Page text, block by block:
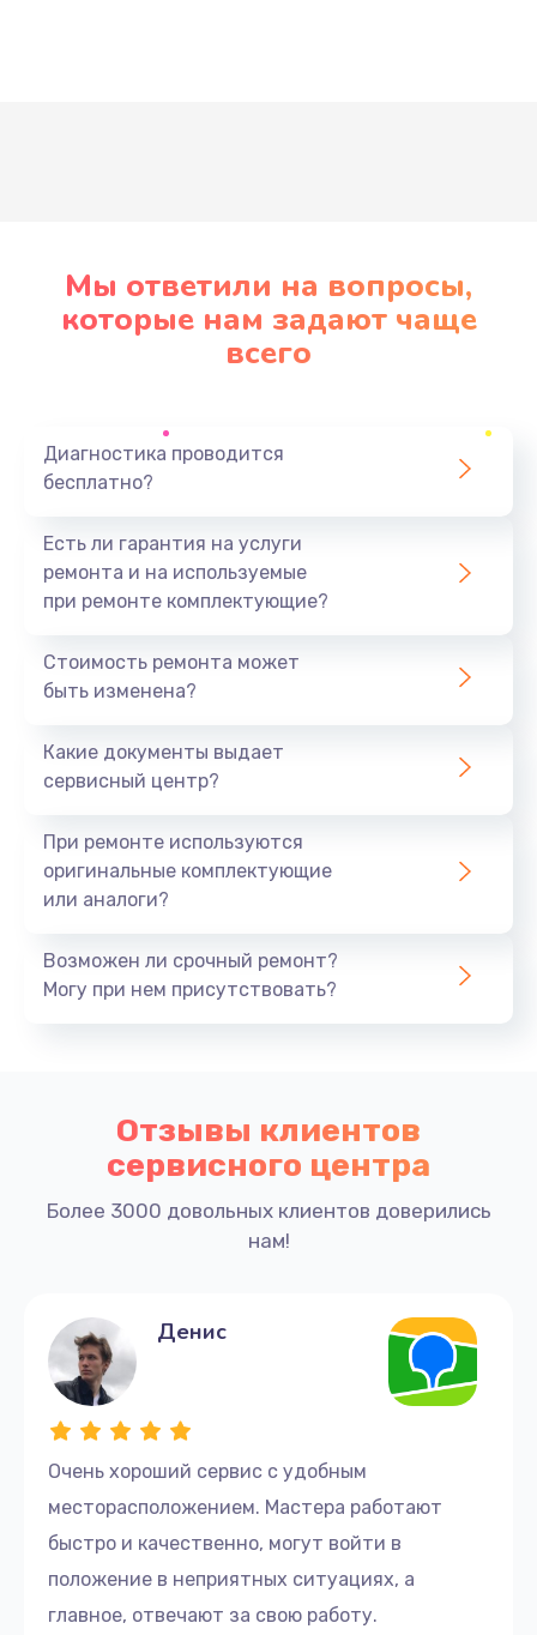
Мы ответили на вопросы,
которые нам задают чаще
всего
Диагностика проводится
бесплатно?
Есть ли гарантия на услуги
ремонта и на используемые
при ремонте комплектующие?
Стоимость ремонта может
быть изменена?
Какие документы выдает
сервисный центр?
При ремонте используются
оригинальные комплектующие
или аналоги?
Возможен ли срочный ремонт?
Могу при нем присутствовать?
Отзывы клиентов
сервисного центра
Более 3000 довольных клиентов доверились
нам!
Очень хороший сервис с удобным
месторасположением. Мастера работают
быстро и качественно, могут войти в
положение в неприятных ситуациях, а
главное, отвечают за свою работу.
Денис